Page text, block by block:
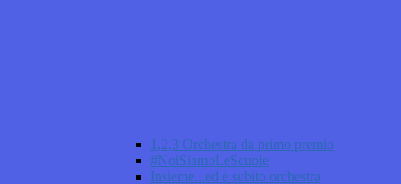
1,2,3 Orchestra da primo premio
#NoiSiamoLeScuole
Insieme...ed è subito orchestra